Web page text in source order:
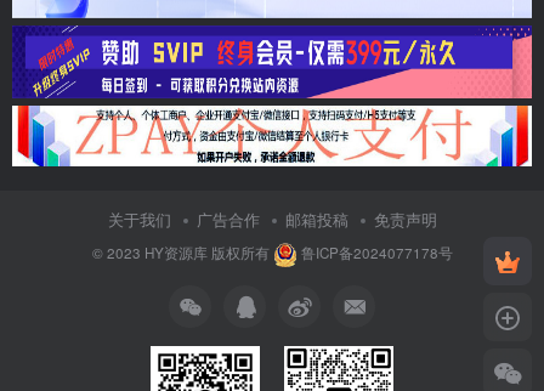
关于我们 广告合作 邮箱投稿 免责声明
© 2023 HY资源库版权所有 鲁ICP备2024077178号